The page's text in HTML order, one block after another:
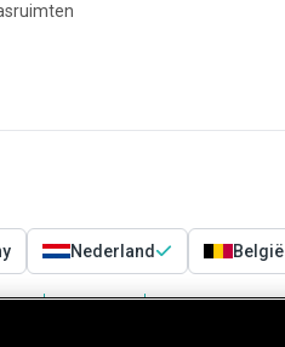
Nederland